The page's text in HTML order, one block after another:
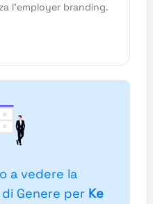
l'employer branding.
a vedere la
Genere per Ke